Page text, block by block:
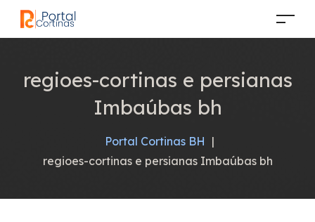
regioes-cortinas e persianas
Imbaúbas bh
Portal Cortinas BH |
regioes-cortinas e persianas Imbaúbas bh